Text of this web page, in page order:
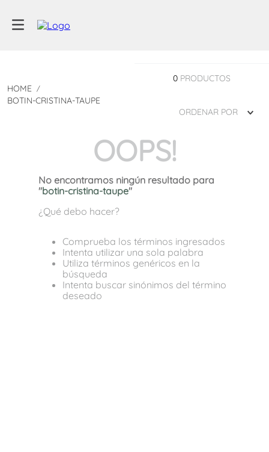
BOTIN-CRISTINA-TAUPE
0 PRODUCTOS
ORDENAR POR
OOPS!
No encontramos ningún resultado para
"botin-cristina-taupe"
¿Qué debo hacer?
Comprueba los términos ingresados
Intenta utilizar una sola palabra
Utiliza términos genéricos en la
búsqueda
Intenta buscar sinónimos del término
deseado